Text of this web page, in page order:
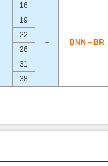
16
－ BNN－BR
19
22
26
31
38